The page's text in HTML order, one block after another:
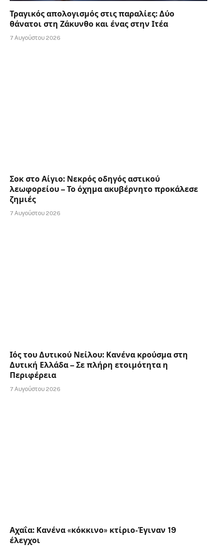
Τραγικός απολογισμός στις παραλίες: Δύο
θάνατοι στη Ζάκυνθο και ένας στην Ιτέα
7 Αυγούστου 2026
Σοκ στο Αίγιο: Νεκρός οδηγός αστικού
λεωφορείου – Το όχημα ακυβέρνητο προκάλεσε
ζημιές
7 Αυγούστου 2026
Ιός του Δυτικού Νείλου: Κανένα κρούσμα στη
Δυτική Ελλάδα – Σε πλήρη ετοιμότητα η
Περιφέρεια
7 Αυγούστου 2026
Αχαΐα: Κανένα «κόκκινο» κτίριο-Έγιναν 19
έλεγχοι